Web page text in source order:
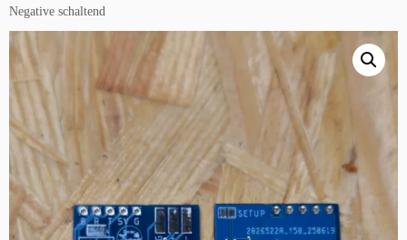
springen
Negative schaltend